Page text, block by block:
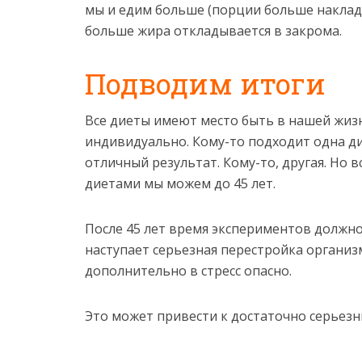
мы и едим больше (порции больше
больше жира откладывается в закрома.
Подводим итоги
Все диеты имеют место быть в нашей
индивидуально. Кому-то подходит одна
отличный результат. Кому-то, другая. Но
диетами мы можем до 45 лет.
После 45 лет время экспериментов
наступает серьезная перестройка
дополнительно в стресс опасно.
Это может привести к достаточно